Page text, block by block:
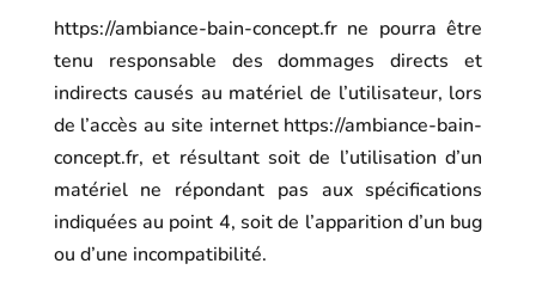
https://ambiance-bain-concept.frne pourra être
tenu responsable des dommages directs et
indirects causés au matériel de l’utilisateur, lors
de l’accès au site internet https://ambiance-bain-
concept.fr, et résultant soit de l’utilisation d’un
matériel ne répondant pas aux spécifications
indiquées au point 4, soit de l’apparition d’un bug
ou d’une incompatibilité.